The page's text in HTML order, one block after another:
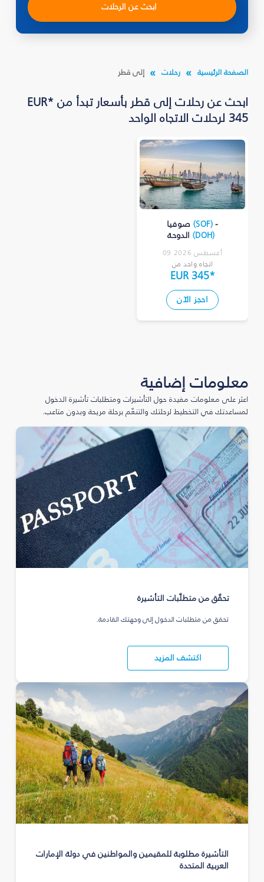
ابحث عن الرحلات
الصفحة الرئيسية رحلات إلى قطر
ابحث عن رحلات إلى قطر بأسعار تبدأ من *EUR
345 لرحلات الاتجاه الواحد
صوفيا (SOF) -
الدوحة (DOH)
09 أغسطس 2026
اتجاه واحد من
EUR 345*
احجز الآن
معلومات إضافية
اعثر على معلومات مفيدة حول التأشيرات ومتطلبات تأشيرة الدخول
لمساعدتك في التخطيط لرحلتك والتنعّم برحلة مريحة وبدون متاعب.
تحقّق من متطلّبات التأشيرة
تحقق من متطلبات الدخول إلى وجهتك القادمة.
اكتشف المزيد
التأشيرة مطلوبة للمقيمين والمواطنين في دولة الإمارات
العربية المتحدة